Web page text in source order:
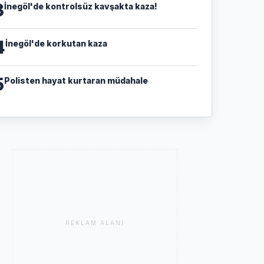
İnegöl'de kontrolsüz kavşakta kaza!
İnegöl'de korkutan kaza
Polisten hayat kurtaran müdahale
REKLAM ALANI